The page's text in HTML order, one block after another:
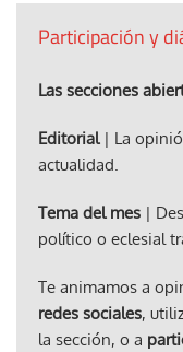
Participación y
Las secciones
Editorial| La
actualidad.
Tema del mes |
político o eclesial
Te animamos a
redes sociales,
la sección, o a